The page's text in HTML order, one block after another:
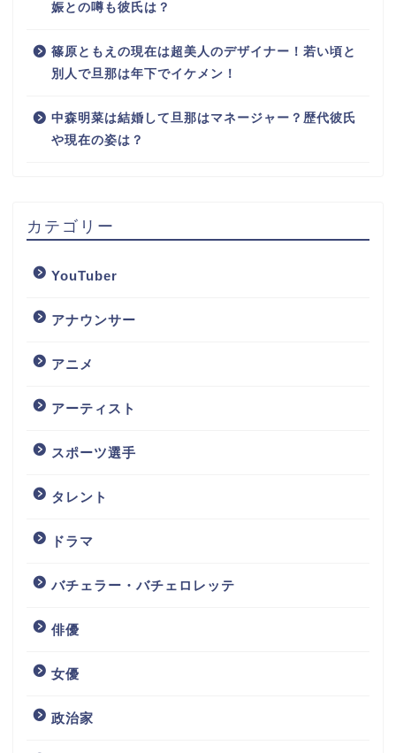
娠との噂も彼氏は？
篠原ともえの現在は超美人のデザイナー！若い頃と
別人で旦那は年下でイケメン！
中森明菜は結婚して旦那はマネージャー？歴代彼氏
や現在の姿は？
カテゴリー
YouTuber
アナウンサー
アニメ
アーティスト
スポーツ選手
タレント
ドラマ
バチェラー・バチェロレッテ
俳優
女優
政治家